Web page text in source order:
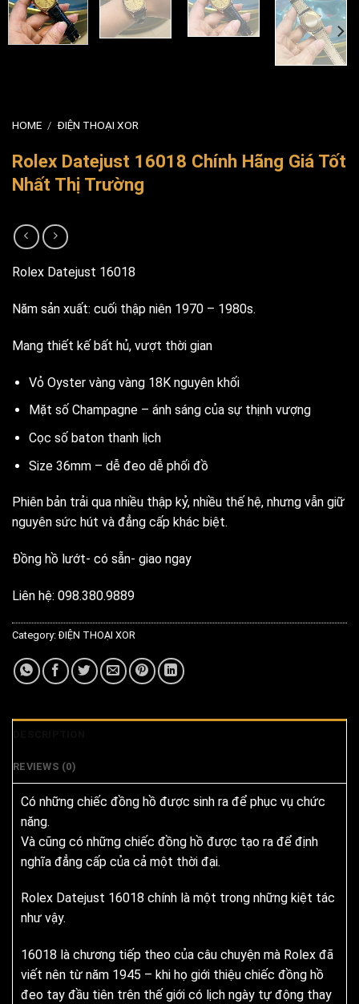
HOME / ĐIỆN THOẠI XOR
Rolex Datejust 16018 Chính Hãng Giá Tốt
Nhất Thị Trường
Rolex Datejust 16018
Năm sản xuất: cuối thập niên 1970 – 1980s.
Mang thiết kế bất hủ, vượt thời gian
Vỏ Oyster vàng vàng 18K nguyên khối
Mặt số Champagne – ánh sáng của sự thịnh vượng
Cọc số baton thanh lịch
Size 36mm – dễ đeo dễ phối đồ
Phiên bản trải qua nhiều thập kỷ, nhiều thế hệ, nhưng vẫn giữ
nguyên sức hút và đẳng cấp khác biệt.
Đồng hồ lướt- có sẵn- giao ngay
Liên hệ: 098.380.9889
Category:ĐIỆN THOẠI XOR
REVIEWS (0)
Có những chiếc đồng hồ được sinh ra để phục vụ chức
năng.
Và cũng có những chiếc đồng hồ được tạo ra để định
nghĩa đẳng cấp của cả một thời đại.
Rolex Datejust 16018 chính là một trong những kiệt tác
như vậy.
16018 là chương tiếp theo của câu chuyện mà Rolex đã
viết nên từ năm 1945 – khi họ giới thiệu chiếc đồng hồ
đeo tay đầu tiên trên thế giới có lịch ngày tự động thay